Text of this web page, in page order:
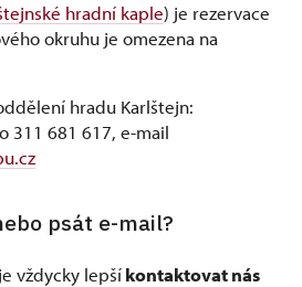
hradní kaple) je rezervace
okruhu je omezena na
hradu Karlštejn:
311 681 617, e-mail
psát e-mail?
vždycky lepšíkontaktovat nás